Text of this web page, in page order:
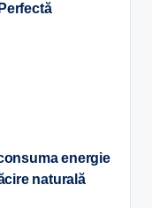
energie
naturală